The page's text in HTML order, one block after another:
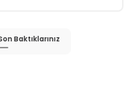
Baktıklarınız